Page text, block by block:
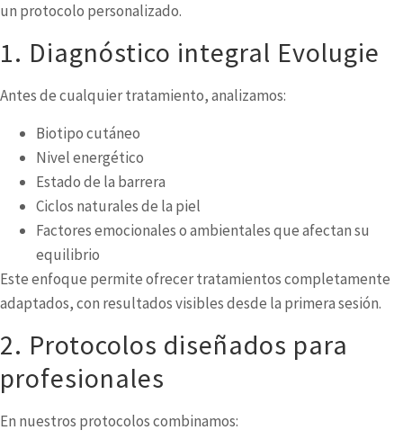
un protocolo personalizado.
1. Diagnóstico integral Evolugie
Antes de cualquier tratamiento, analizamos:
Biotipo cutáneo
Nivel energético
Estado de la barrera
Ciclos naturales de la piel
Factores emocionales o ambientales que afectan su
equilibrio
Este enfoque permite ofrecer tratamientos completamente
adaptados, con resultados visibles desde la primera sesión.
2. Protocolos diseñados para
profesionales
En nuestros protocolos combinamos: